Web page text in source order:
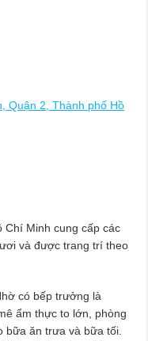
Quận 2, Thành phố Hồ
Chí Minh cung cấp các
và được trang trí theo
có bếp trưởng là
ẩm thực to lớn, phòng
bữa ăn trưa và bữa tối.